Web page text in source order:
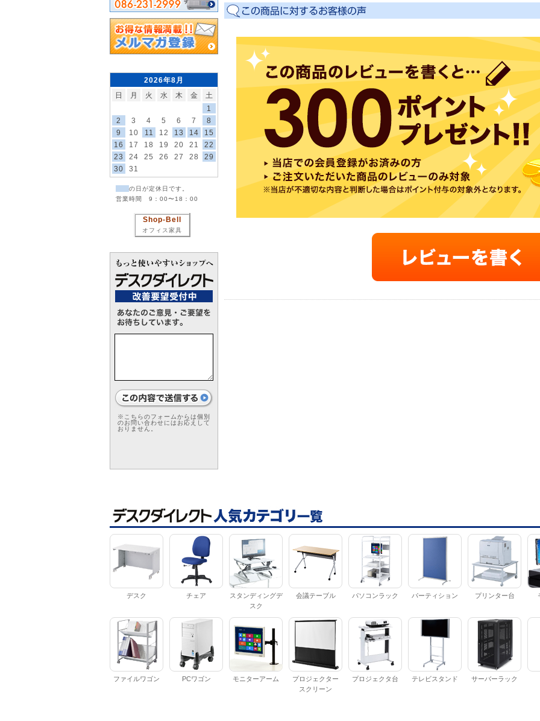
2026年8月
日
月 火 水 木 金
土
1
2
3 4 5 6 7
8
9
10 11 12 13 14
15
16
17 18 19 20 21
22
23
24 25 26 27 28
29
30
31
の日が定休日です。
営業時間 9：00〜18：00
Shop-Bell
オフィス家具
※こちらのフォームからは個別
のお問い合わせにはお応えして
おりません。
デスク チェア
スタンディングデ
スク
会議テーブル パソコンラック パーティション プリンター台
ファイルワゴン PCワゴン モニターアーム
プロジェクター
スクリーン
プロジェクタ台 テレビスタンド サーバーラック